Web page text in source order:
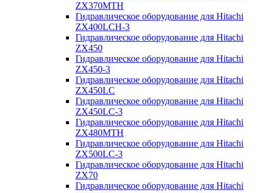
ZX370MTH
Гидравлическое оборудование для Hitachi
ZX400LCH-3
Гидравлическое оборудование для Hitachi
ZX450
Гидравлическое оборудование для Hitachi
ZX450-3
Гидравлическое оборудование для Hitachi
ZX450LC
Гидравлическое оборудование для Hitachi
ZX450LC-3
Гидравлическое оборудование для Hitachi
ZX480MTH
Гидравлическое оборудование для Hitachi
ZX500LC-3
Гидравлическое оборудование для Hitachi
ZX70
Гидравлическое оборудование для Hitachi